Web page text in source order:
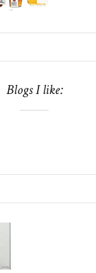
Blogs I like: